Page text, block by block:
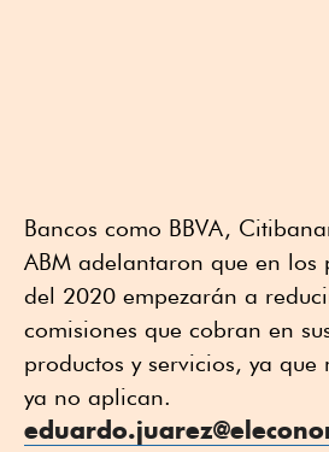
Bancos como BBVA,
ABM adelantaron que en los
del 2020 empezarán a
comisiones que cobran en
productos y servicios, ya que
ya no aplican.